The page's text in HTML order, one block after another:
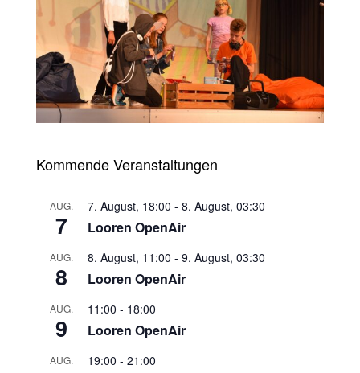
Kommende Veranstaltungen
AUG.
7
7. August, 18:00 - 8. August, 03:30
Looren OpenAir
AUG.
8
8. August, 11:00 - 9. August, 03:30
Looren OpenAir
AUG.
9
11:00 - 18:00
Looren OpenAir
AUG. 19:00 - 21:00